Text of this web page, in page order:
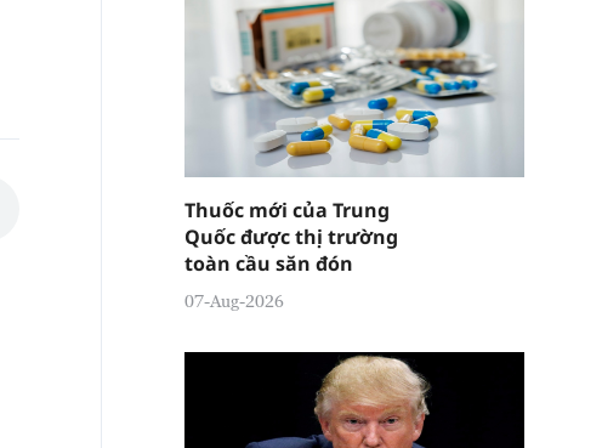
Thuốc mới của Trung
Quốc được thị trường
toàn cầu săn đón
07-Aug-2026